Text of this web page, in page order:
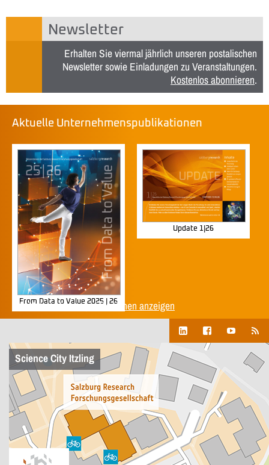
Newsletter
Erhalten Sie viermal jährlich unseren postalischen
Newsletter sowie Einladungen zu Veranstaltungen.
Kostenlos abonnieren.
Science City Itzling
Aktuelle Unternehmenspublikationen
From Data to Value 2025 | 26
Update 1|26
Alle Unternehmenspublikationen anzeigen